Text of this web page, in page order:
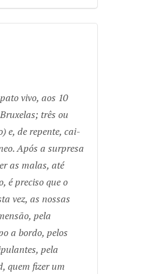
vivo, aos 10
três ou
e, de repente, cai-
Após a surpresa
as malas, até
é preciso que o
vez, as nossas
pela
a bordo, pelos
pela
quem fizer um